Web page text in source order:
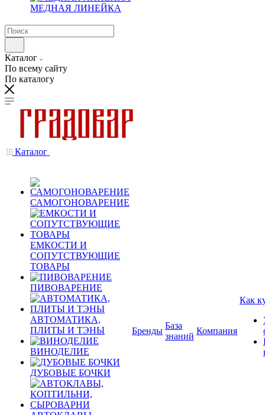
МЕДНАЯ ЛИНЕЙКА
Каталог
По всему сайту
По каталогу
Каталог
САМОГОНОВАРЕНИЕ
ЕМКОСТИ И
СОПУТСТВУЮЩИЕ
ТОВАРЫ
ПИВОВАРЕНИЕ
АВТОМАТИКА,
ПЛИТЫ И ТЭНЫ
ВИНОДЕЛИЕ
ДУБОВЫЕ БОЧКИ
Бренды
База
знаний
Компания
Как